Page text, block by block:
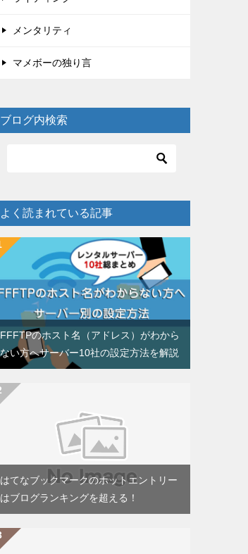
メンタリティ
マメボーの独り言
ブログ内検索
よく読まれている記事
FFFTPのホスト名（アドレス）がわから
ない方へサーバー10社の設定方法を解説
はてなブックマークのホットエントリー
はブログランキングを超える！